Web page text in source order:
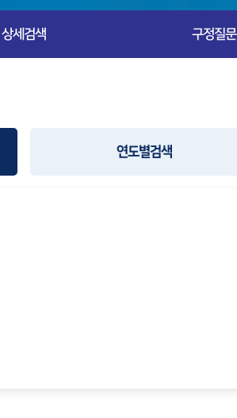
상세검색 구정질문
연도별검색